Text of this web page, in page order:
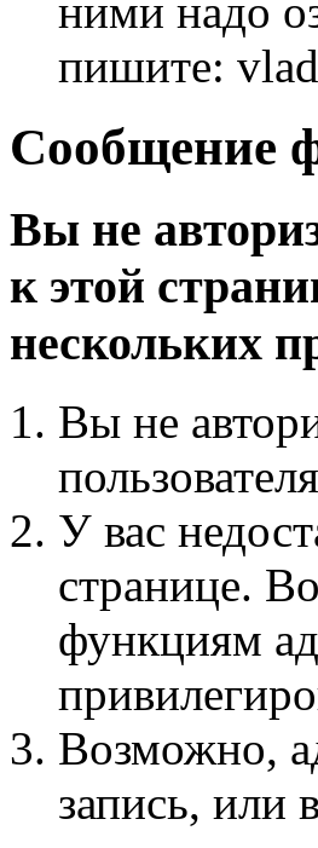
ними надо
пишите:
Сообщение
Вы не
к этой
нескольких
Вы не
У вас
странице.
функциям
Возможно,
запись, или